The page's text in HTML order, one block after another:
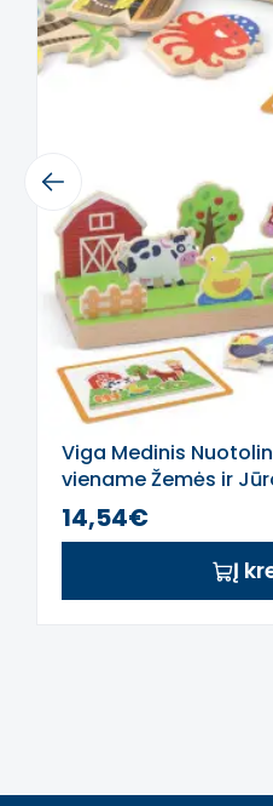
Šis aprašymas
intelektą.
vyksta redagavimas.
Previous
Viga Medinis
viename Žemės ir
14,54€
Į